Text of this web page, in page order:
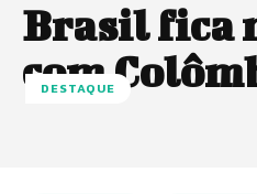
Brasil fica
com
DESTAQUE